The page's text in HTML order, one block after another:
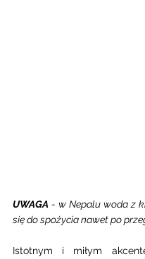
UWAGA - w Nepalu woda z
się do spożycia nawet po
Istotnym i miłym